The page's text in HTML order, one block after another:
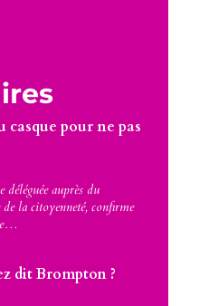
casque pour ne pas
auprès du
la citoyenneté, confirme
dit Brompton ?